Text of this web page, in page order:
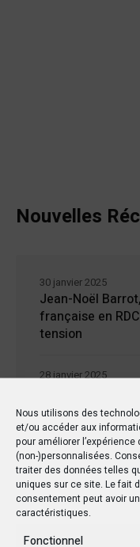
Nous utilisons des
et/ou accéder aux
pour améliorer
(non-)personnalisées.
traiter des données telles
uniques sur ce site. Le fait
consentement peut avoir
caractéristiques.
Fonctionnel
Nouvelles
Jean-Noël
française en
tension
30 janvier 2025
dégrade
28 janvier 2025
William Ruto
extraordinaire
Tshisekedi-
27 janvier 2025
26 janvier 2025